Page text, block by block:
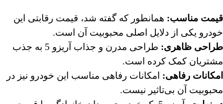
قیمت مناسب: همانطور که گفته شد، قیمت رقابتی این
خودرو یکی از دلایل اصلی محبوبیت آن است.
طراحی ظاهری:
طراحی مدرن و جذاب آریزو 5 به جذب
مشتریان کمک کرده است.
امکانات رفاهی: امکانات رفاهی مناسب این خودرو نیز در
محبوبیت آن بی‌تاثیر نیست.